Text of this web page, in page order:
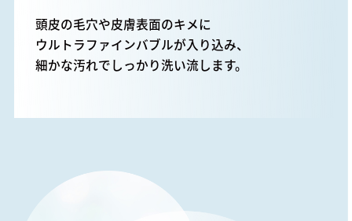
頭皮の毛穴や皮膚表面のキメに
ウルトラファインバブルが入り込み、
細かな汚れでしっかり洗い流します。